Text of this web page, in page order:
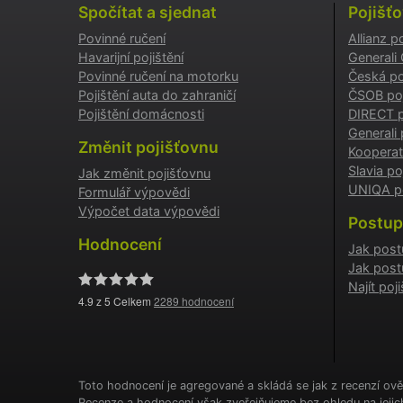
Spočítat a sjednat
Povinné ručení
Havarijní pojištění
Povinné ručení na motorku
Pojištění auta do zahraničí
Pojištění domácnosti
Změnit pojišťovnu
Jak změnit pojišťovnu
Formulář výpovědi
Výpočet data výpovědi
Hodnocení
4.9 z 5 Celkem 2289 hodnocení
Allianz
Generali
Česká
ČSOB
DIRECT
Generali
Slavia
UNIQA
Jak
Jak
Najít
Toto hodnocení je agregované a skládá se jak z recenzí
testing